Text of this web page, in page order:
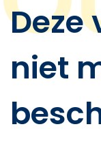
Deze
niet